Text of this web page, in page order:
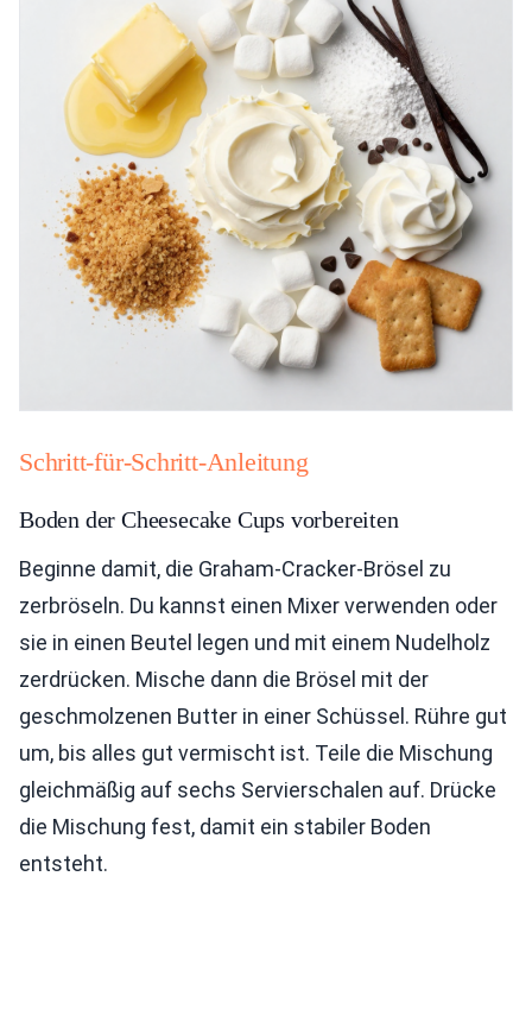
Schritt-für-Schritt-Anleitung
Boden der Cheesecake Cups vorbereiten
Beginne damit, die Graham-Cracker-Brösel zu
zerbröseln. Du kannst einen Mixer verwenden oder
sie in einen Beutel legen und mit einem Nudelholz
zerdrücken. Mische dann die Brösel mit der
geschmolzenen Butter in einer Schüssel. Rühre gut
um, bis alles gut vermischt ist. Teile die Mischung
gleichmäßig auf sechs Servierschalen auf. Drücke
die Mischung fest, damit ein stabiler Boden
entsteht.